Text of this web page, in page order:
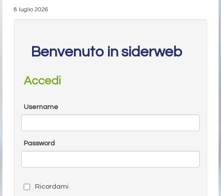
8 luglio 2026
Benvenuto in siderweb
Accedi
Username
Password
Ricordami